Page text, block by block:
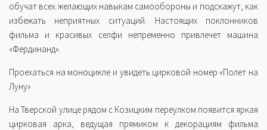
обучат всех желающих навыкам самообороны и подскажут, как
избежать неприятных ситуаций. Настоящих поклонников
фильма и красивых селфи непременно привлечет машина
«Фердинанд».
Проехаться на моноцикле и увидеть цирковой номер «Полет на
Луну»
На Тверской улице рядом с Козицким переулком появится яркая
цирковая арка, ведущая прямиком к декорациям фильма